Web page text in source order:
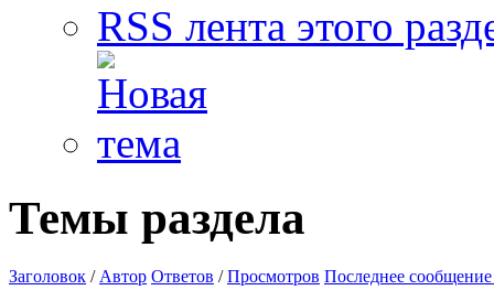
RSS лента этого
Темы раздела
Заголовок / Автор Ответов /Просмотров Последнее сообщение